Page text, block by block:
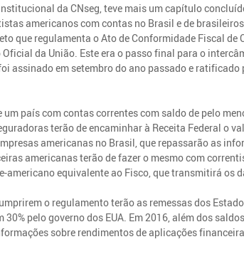
da CNseg, teve mais um capítulo
americanos com contas no Brasil e de
que regulamenta o Ato de Conformidade Fiscal de
da União. Este era o passo final para o
assinado em setembro do ano passado e
país com contas correntes com saldo de pelo
terão de encaminhar à Receita Federal o
americanas no Brasil, que repassarão as
americanas terão de fazer o mesmo com
americano equivalente ao Fisco, que transmitirá os
o regulamento terão as remessas dos
pelo governo dos EUA. Em 2016, além dos
sobre rendimentos de aplicações